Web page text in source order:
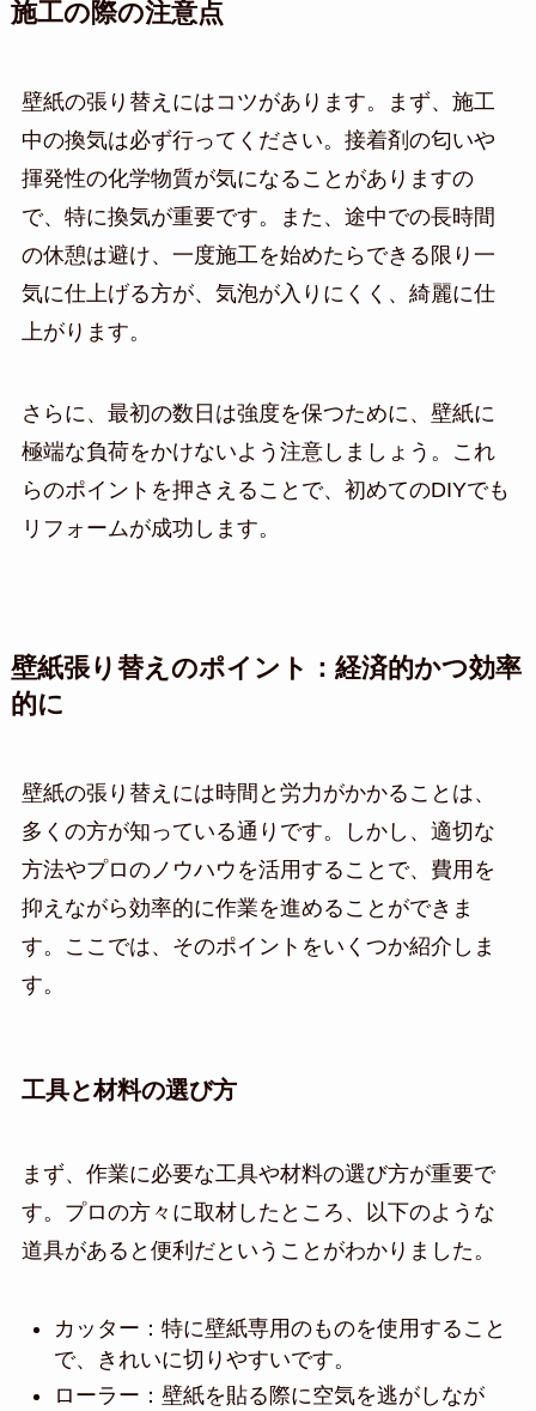
施工の際の注意点
壁紙の張り替えにはコツがあります。まず、施工
中の換気は必ず行ってください。接着剤の匂いや
揮発性の化学物質が気になることがありますの
で、特に換気が重要です。また、途中での長時間
の休憩は避け、一度施工を始めたらできる限り一
気に仕上げる方が、気泡が入りにくく、綺麗に仕
上がります。
さらに、最初の数日は強度を保つために、壁紙に
極端な負荷をかけないよう注意しましょう。これ
らのポイントを押さえることで、初めてのDIYでも
リフォームが成功します。
壁紙張り替えのポイント：経済的かつ効率
的に
壁紙の張り替えには時間と労力がかかることは、
多くの方が知っている通りです。しかし、適切な
方法やプロのノウハウを活用することで、費用を
抑えながら効率的に作業を進めることができま
す。ここでは、そのポイントをいくつか紹介しま
す。
工具と材料の選び方
まず、作業に必要な工具や材料の選び方が重要で
す。プロの方々に取材したところ、以下のような
道具があると便利だということがわかりました。
カッター：特に壁紙専用のものを使用すること
で、きれいに切りやすいです。
ローラー：壁紙を貼る際に空気を逃がしなが